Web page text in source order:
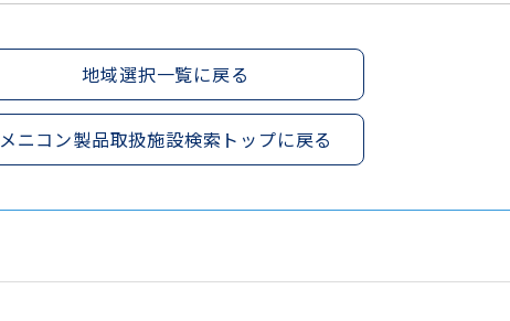
地域選択一覧に戻る
メニコン製品取扱施設検索トップに戻る